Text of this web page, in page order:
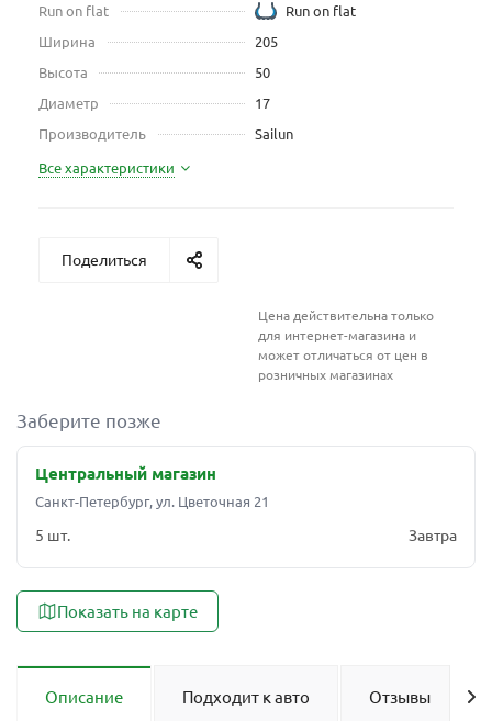
Run on flat
Run on flat
Ширина
205
Высота
50
Диаметр
17
Производитель
Sailun
Все характеристики
Поделиться
Цена действительна только
для интернет-магазина и
может отличаться от цен в
розничных магазинах
Заберите позже
Центральный магазин
Санкт-Петербург, ул. Цветочная 21
5 шт. Завтра
Показать на карте
Описание Подходит к авто Отзывы